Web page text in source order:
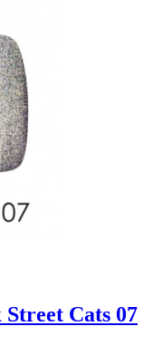
Cats 07